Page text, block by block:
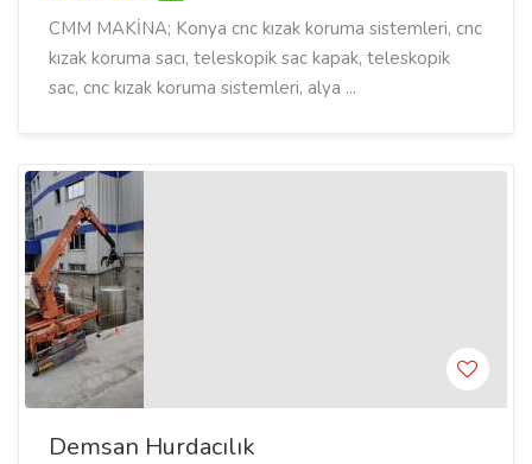
CMM MAKİNA; Konya cnc kızak koruma sistemleri, cnc
kızak koruma sacı, teleskopik sac kapak, teleskopik
sac, cnc kızak koruma sistemleri, alya ...
Demsan Hurdacılık